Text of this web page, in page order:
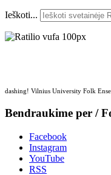
Ieškoti...
dashing! Vilnius University Folk
Bendraukime per /
Facebook
Instagram
YouTube
RSS